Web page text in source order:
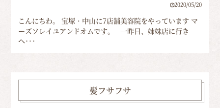
2020/05/20
こんにちわ。 宝塚・中山に7店舗美容院をやっています マ
ーズソレイユアンドオムです。 一昨日、姉妹店に行き
ヘ･･･
髪フサフサ